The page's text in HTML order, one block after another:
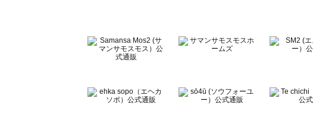
BETTY'S BLUE（べティーズブルー）のワンピース一覧
Wpc.（ワールドパーティー）のワンピース一覧